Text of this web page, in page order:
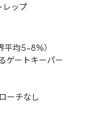
ップ
均5-8%）
ゲートキーパー
ーチなし